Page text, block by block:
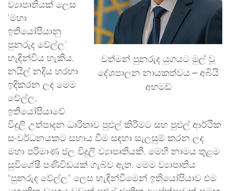
වත්මන් පුනරුද යුගයට මුල් වූ
දේශපාලන නායකත්වය – අබියි
අහමඩ්
ව්‍යාපෘතියක් ලෙස
‘මහා
ඉතියෝපියානු
පුනරුද වේල්ල’
හැඳින්විය හැකිය.
නයිල් නදිය හරහා
ඉදිකරන ලද මෙම
වේල්ල,
ඉතියෝපියාවේ
විදුලි උත්පාදන ධාරිතාව පුළුල් කිරීමට සහ පුළුල් ආර්ථික
සංවර්ධනයකට සහාය වීම සඳහා සැලසුම් කරන ලද
මහා පරිමාණ ජල විදුලි ව්‍යාපෘතියකි. මෙහි නාමය තුළම
සුවිශේෂී පණිවිඩයක් ගැබ්ව ඇත. මෙම ව්‍යාපෘතිය
“පුනරුද වේල්ල” ලෙස හැඳින්වීමෙන් ඉතියෝපියාව එම